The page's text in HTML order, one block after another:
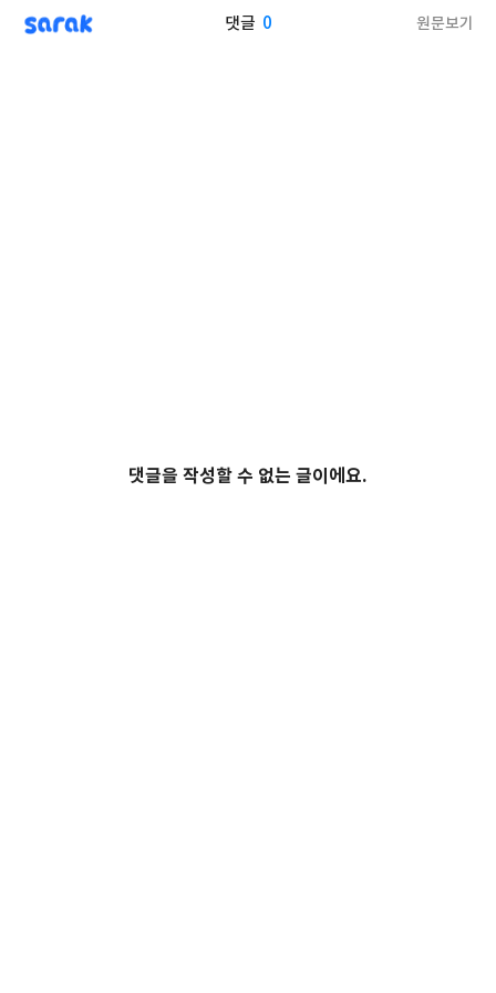
sarak 댓글 0 원문보기
댓글을 작성할 수 없는 글이에요.